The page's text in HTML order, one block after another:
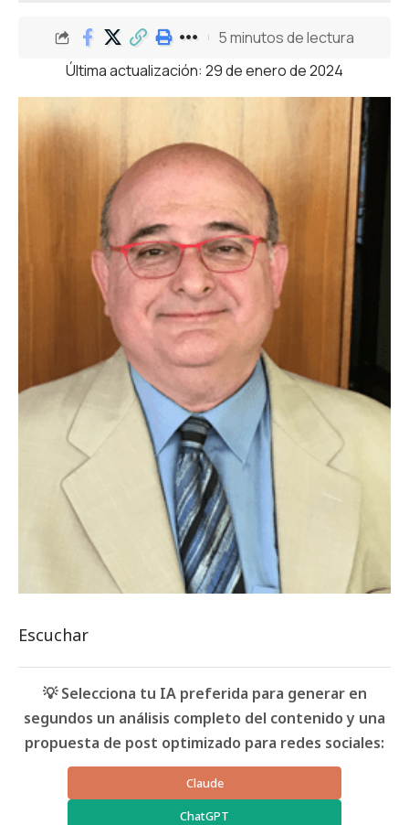
Última actualización: 29 de enero de 2024
5 minutos de lectura
Escuchar
💡 Selecciona tu IA preferida para generar en
segundos un análisis completo del contenido y una
propuesta de post optimizado para redes sociales:
Claude
ChatGPT